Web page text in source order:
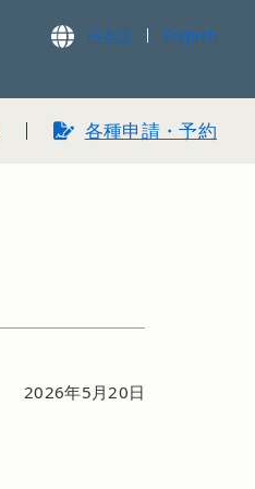
日本語 English
各種申請・予約
2026年5月20日